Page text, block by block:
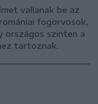
vallanak be az
fogorvosok,
országos szinten a
tartoznak.